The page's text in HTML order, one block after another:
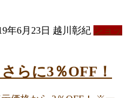
年6月23日 越川彰紀 ショッ
さらに3％OFF！